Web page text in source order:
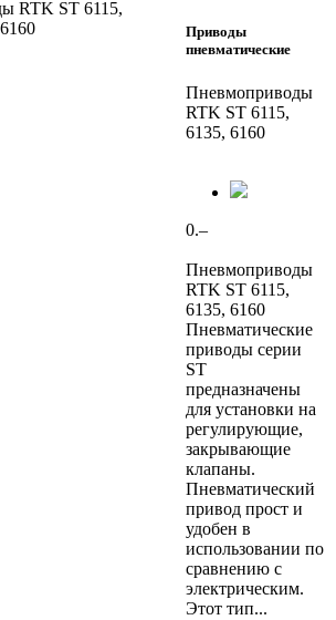
Приводы
пневматические
Пневмоприводы
RTK ST 6115,
6135, 6160
0.–
Пневмоприводы
RTK ST 6115,
6135, 6160
Пневматические
приводы серии
ST
предназначены
для установки на
регулирующие,
закрывающие
клапаны.
Пневматический
привод прост и
удобен в
использовании по
сравнению с
электрическим.
Этот тип...